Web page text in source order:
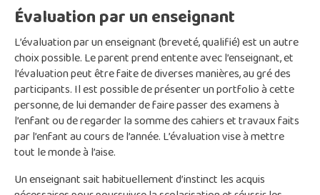
Évaluation par un enseignant
L’évaluation par un enseignant (breveté, qualifié) est un autre
choix possible. Le parent prend entente avec l’enseignant, et
l’évaluation peut être faite de diverses manières, au gré des
participants. Il est possible de présenter un portfolio à cette
personne, de lui demander de faire passer des examens à
l’enfant ou de regarder la somme des cahiers et travaux faits
par l’enfant au cours de l’année. L’évaluation vise à mettre
tout le monde à l’aise.
Un enseignant sait habituellement d’instinct les acquis